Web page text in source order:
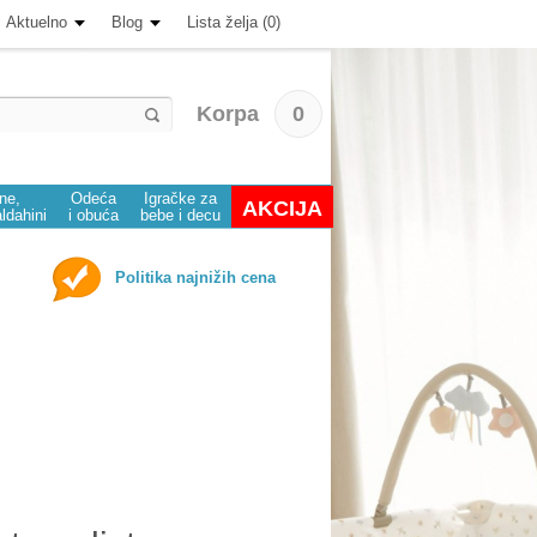
Aktuelno Blog Lista želja (0)
Korpa 0
Odeća
i obuća
Igračke za
bebe i decu
AKCIJA
Politika najnižih cena